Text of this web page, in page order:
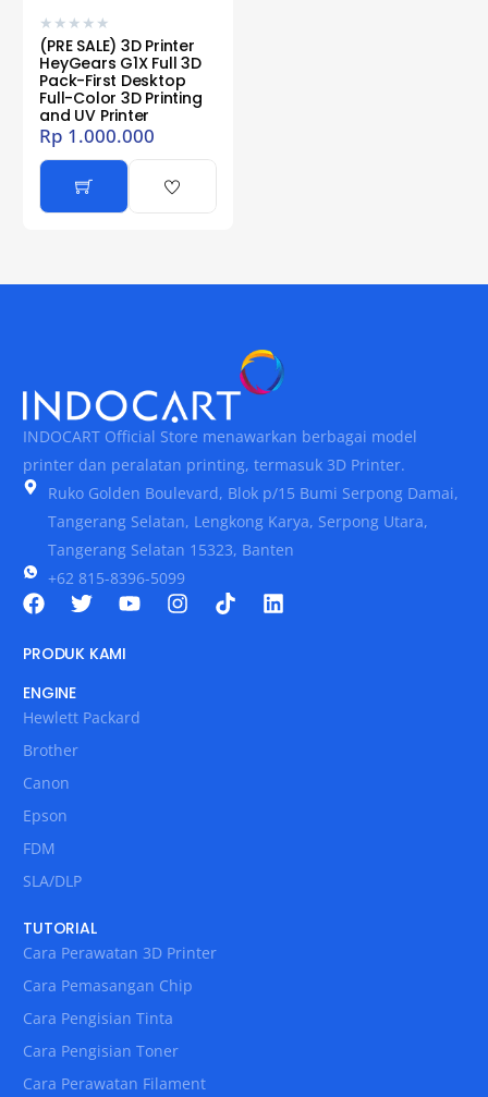
★ ★ ★ ★ ★
(PRE SALE) 3D Printer
HeyGears G1X Full 3D
Pack-First Desktop
Full-Color 3D Printing
and UV Printer
Rp 1.000.000
INDOCART Official Store menawarkan berbagai model
printer dan peralatan printing, termasuk 3D Printer.
Ruko Golden Boulevard, Blok p/15 Bumi Serpong Damai,
Tangerang Selatan, Lengkong Karya, Serpong Utara,
Tangerang Selatan 15323, Banten
+62 815-8396-5099
PRODUK KAMI
ENGINE
Hewlett Packard
Brother
Canon
Epson
FDM
SLA/DLP
TUTORIAL
Cara Perawatan 3D Printer
Cara Pemasangan Chip
Cara Pengisian Tinta
Cara Pengisian Toner
Cara Perawatan Filament